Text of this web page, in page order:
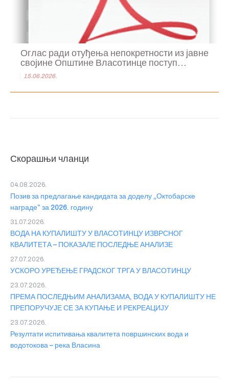
Оглас ради отуђења непокретности из јавне
својине Општине Власотинце поступ...
15.06.2026.
Скорашњи чланци
Позив за предлагање кандидата за доделу „Октобарске
награде” за 2026. годину
04.08.2026.
ВОДА НА КУПАЛИШТУ У ВЛАСОТИНЦУ ИЗВРСНОГ
КВАЛИТЕТА – ПОКАЗАЛЕ ПОСЛЕДЊЕ АНАЛИЗЕ
31.07.2026.
УСКОРО УРЕЂЕЊЕ ГРАДСКОГ ТРГА У ВЛАСОТИНЦУ
27.07.2026.
ПРЕМА ПОСЛЕДЊИМ АНАЛИЗАМА, ВОДА У КУПАЛИШТУ НЕ
ПРЕПОРУЧУЈЕ СЕ ЗА КУПАЊЕ И РЕКРЕАЦИЈУ
23.07.2026.
Резултати испитивања квалитета површинских вода и
водотокова – река Власина
23.07.2026.